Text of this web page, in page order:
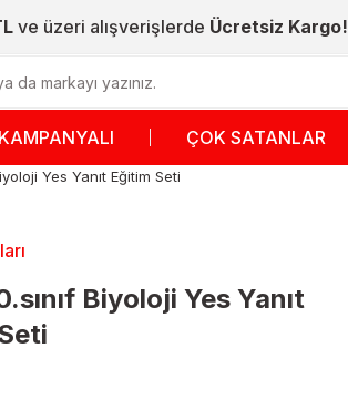
ve üzeri alışverişlerde Ücretsiz Kargo!
KAMPANYALI ÇOK SATANLAR
Yes Yanıt Eğitim Seti
Biyoloji Yes Yanıt